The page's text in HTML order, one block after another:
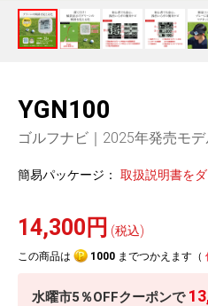
大口注文はこちら
YGN100
ゴルフナビ｜2025年発売モ
簡易パッケージ： 取扱説明書を
14,300円 (税込)
この商品は 1000 までつかえます（
水曜市5％OFFクーポンで